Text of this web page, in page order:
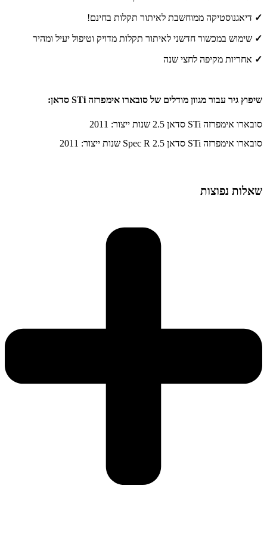
✓ דיאגנוסטיקה ממוחשבת לאיתור תקלות בחינם!
✓ שימוש במכשור חדשני לאיתור תקלות מדויק וטיפול יעיל ומהיר
✓ אחריות מקיפה לחצי שנה
שיפוץ גיר עבור מגוון מודלים של סובארו אימפרזה STi סדאן:
סובארו אימפרזה STi סדאן 2.5 שנות ייצור: 2011
סובארו אימפרזה STi סדאן 2.5 Spec R שנות ייצור: 2011
שאלות נפוצות